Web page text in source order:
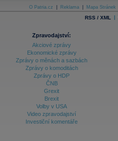
O Patria.cz Reklama Mapa Stránek
RSS / XML |
Zpravodajství:
Akciové zprávy
Ekonomické zprávy
Zprávy o měnách a sazbách
Zprávy o komoditách
Zprávy o HDP
ČNB
Grexit
Brexit
Volby v USA
Video zpravodajství
Investiční komentáře